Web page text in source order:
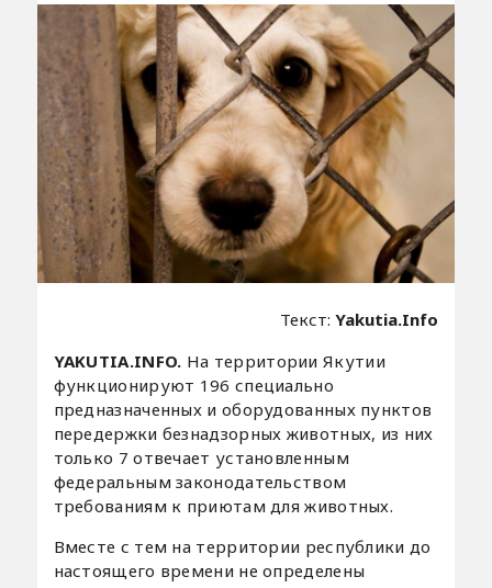
Текст:Yakutia.Info
YAKUTIA.INFO. На территории Якутии
функционируют 196 специально
предназначенных и оборудованных пунктов
передержки безнадзорных животных, из них
только 7 отвечает установленным
федеральным законодательством
требованиям к приютам для животных.
Вместе с тем на территории республики до
настоящего времени не определены